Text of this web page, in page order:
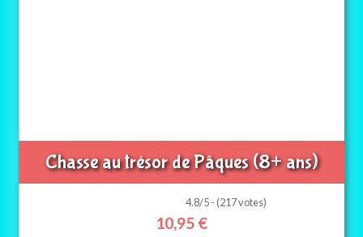
Chasse au trésor de Pâques (8+ ans)
4.8/5 - (217 votes)
10,95 €